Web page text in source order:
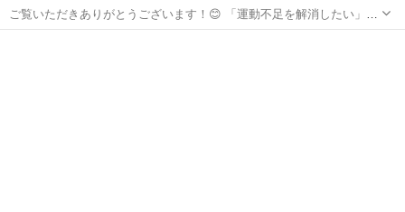
ご覧いただきありがとうございます！😊 「運動不足を解消したい」
「久しぶりに体を動かしたい」「休日のリフレッシュに」みんなで楽